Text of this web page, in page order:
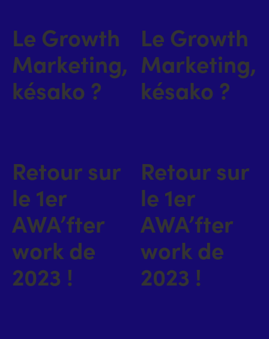
Le Growth
Marketing,
késako ?
Le Growth
Marketing,
késako ?
Retour sur
le 1er
AWA’fter
work de
2023 !
Retour sur
le 1er
AWA’fter
work de
2023 !